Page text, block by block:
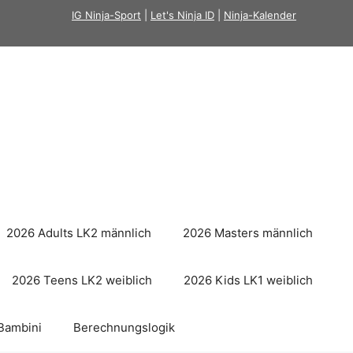
IG Ninja-Sport Let's Ninja ID Ninja-Kalender
2026 Adults LK2 männlich 2026 Masters männlich
2026 Teens LK2 weiblich 2026 Kids LK1 weiblich
Berechnungslogik